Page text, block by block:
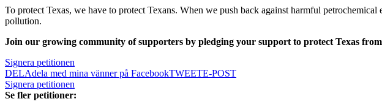
To protect Texas, we have to protect Texans. When we push back against harmful
pollution.
Join our growing community of supporters by pledging your support to protect Texas
Signera petitionen
DELAdela med mina vänner på FacebookTWEETE-POST
Signera petitionen
Se fler petitioner: